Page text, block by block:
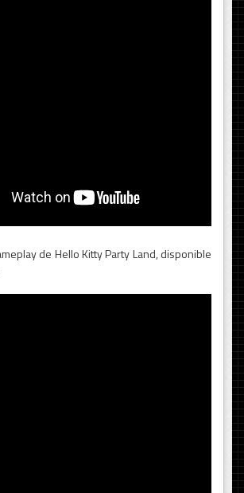
de Hello Kitty Party Land, disponible